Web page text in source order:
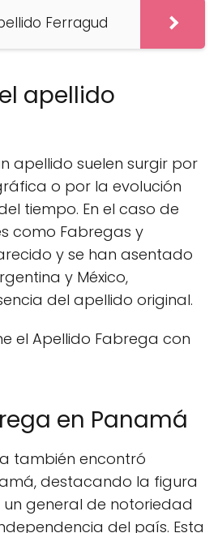
Ferragud
apellido
apellido suelen surgir por
o por la evolución
tiempo. En el caso de
como Fabregas y
y se han asentado
y México,
del apellido original.
el Apellido Fabrega con
en Panamá
también encontró
destacando la figura
un general de notoriedad
del país. Esta